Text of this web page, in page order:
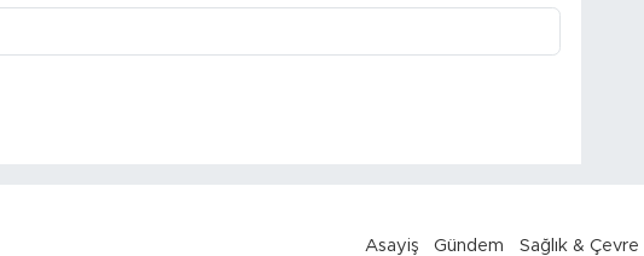
Asayiş Gündem Sağlık & Çevre